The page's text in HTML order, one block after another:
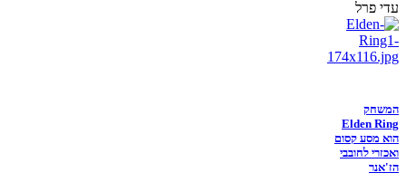
עדי פרל
המשחק
Elden Ring
הוא מסע קסום
ואכזרי לחובבי
הז'אנר